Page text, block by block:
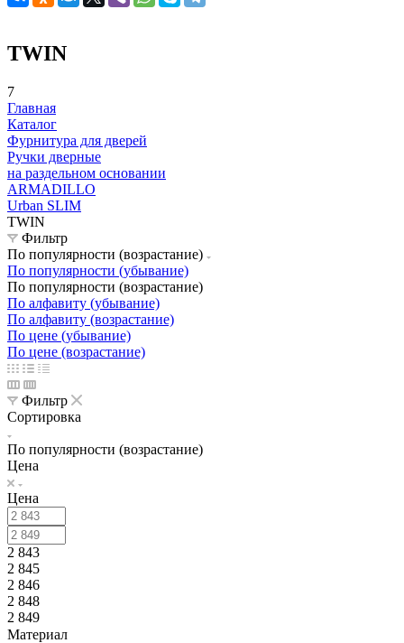
TWIN
7
Главная
Каталог
Фурнитура для дверей
Ручки дверные
на раздельном основании
ARMADILLO
Urban SLIM
TWIN
Фильтр
По популярности (возрастание)
По популярности (убывание)
По популярности (возрастание)
По алфавиту (убывание)
По алфавиту (возрастание)
По цене (убывание)
По цене (возрастание)
Фильтр
Сортировка
По популярности (возрастание)
Цена
Цена
2 843
2 845
2 846
2 848
2 849
Материал